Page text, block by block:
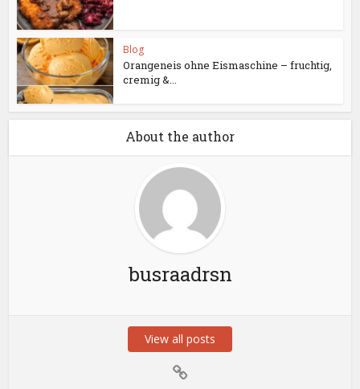
Blog
Orangeneis ohne Eismaschine – fruchtig,
cremig &...
About the author
busraadrsn
View all posts